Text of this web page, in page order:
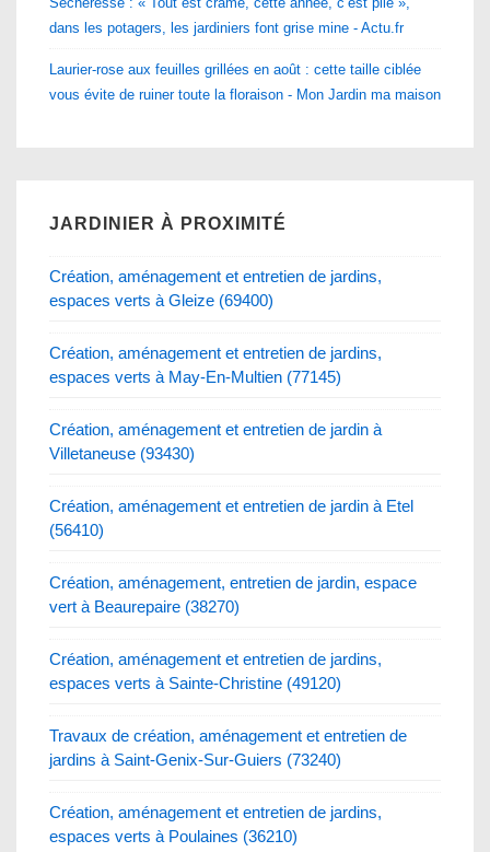
dans les potagers, les jardiniers font grise mine - Actu.fr
Laurier-rose aux feuilles grillées en août : cette taille ciblée
vous évite de ruiner toute la floraison - Mon Jardin ma maison
JARDINIER À PROXIMITÉ
Création, aménagement et entretien de jardins,
espaces verts à Gleize (69400)
Création, aménagement et entretien de jardins,
espaces verts à May-En-Multien (77145)
Création, aménagement et entretien de jardin à
Villetaneuse (93430)
Création, aménagement et entretien de jardin à Etel
(56410)
Création, aménagement, entretien de jardin, espace
vert à Beaurepaire (38270)
Création, aménagement et entretien de jardins,
espaces verts à Sainte-Christine (49120)
Travaux de création, aménagement et entretien de
jardins à Saint-Genix-Sur-Guiers (73240)
Création, aménagement et entretien de jardins,
espaces verts à Poulaines (36210)